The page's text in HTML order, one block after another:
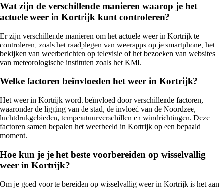
Wat zijn de verschillende manieren waarop je het
actuele weer in Kortrijk kunt controleren?
Er zijn verschillende manieren om het actuele weer in Kortrijk te
controleren, zoals het raadplegen van weerapps op je smartphone, het
bekijken van weerberichten op televisie of het bezoeken van websites
van meteorologische instituten zoals het KMI.
Welke factoren beïnvloeden het weer in Kortrijk?
Het weer in Kortrijk wordt beïnvloed door verschillende factoren,
waaronder de ligging van de stad, de invloed van de Noordzee,
luchtdrukgebieden, temperatuurverschillen en windrichtingen. Deze
factoren samen bepalen het weerbeeld in Kortrijk op een bepaald
moment.
Hoe kun je je het beste voorbereiden op wisselvallig
weer in Kortrijk?
Om je goed voor te bereiden op wisselvallig weer in Kortrijk is het aan